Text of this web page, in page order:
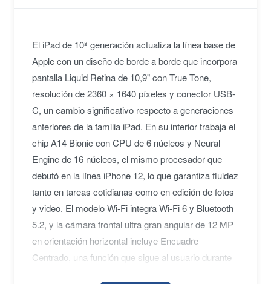
El iPad de 10ª generación actualiza la línea base de
Apple con un diseño de borde a borde que incorpora
pantalla Liquid Retina de 10,9" con True Tone,
resolución de 2360 × 1640 píxeles y conector USB-
C, un cambio significativo respecto a generaciones
anteriores de la familia iPad. En su interior trabaja el
chip A14 Bionic con CPU de 6 núcleos y Neural
Engine de 16 núcleos, el mismo procesador que
debutó en la línea iPhone 12, lo que garantiza fluidez
tanto en tareas cotidianas como en edición de fotos
y video. El modelo Wi-Fi integra Wi-Fi 6 y Bluetooth
5.2, y la cámara frontal ultra gran angular de 12 MP
en orientación horizontal incluye Encuadre
Centrado, una función que sigue al usuario durante